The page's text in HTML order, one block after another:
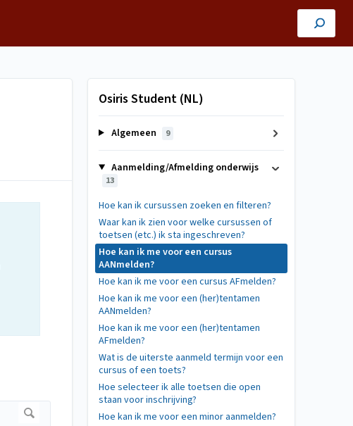
Osiris Student (NL)
Algemeen 9
Aanmelding/Afmelding onderwijs
13
Hoe kan ik cursussen zoeken en filteren?
Waar kan ik zien voor welke cursussen of
toetsen (etc.) ik sta ingeschreven?
Hoe kan ik me voor een cursus
AANmelden?
Hoe kan ik me voor een cursus AFmelden?
Hoe kan ik me voor een (her)tentamen
AANmelden?
Hoe kan ik me voor een (her)tentamen
AFmelden?
Wat is de uiterste aanmeld termijn voor een
cursus of een toets?
Hoe selecteer ik alle toetsen die open
staan voor inschrijving?
Hoe kan ik me voor een minor aanmelden?